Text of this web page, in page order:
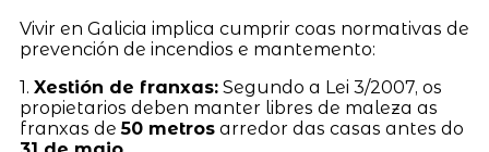
Vivir en Galicia implica cumprir coas normativas de
prevención de incendios e mantemento:
1. Xestión de franxas:Segundo a Lei 3/2007, os
propietarios deben manter libres de maleza as
franxas de50 metrosarredor das casas antes do